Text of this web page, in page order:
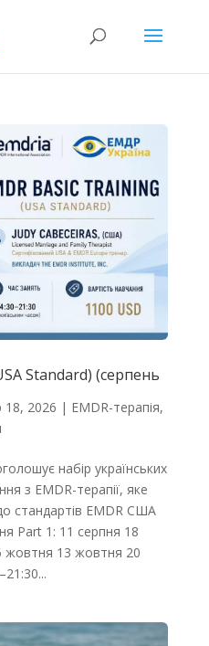
Standard) (серпень
18, 2026 | EMDR-терапія,
набір українських
з EMDR-терапії, яке
стандартів EMDR США
Part 1: 11 серпня 18
жовтня 13 жовтня 20